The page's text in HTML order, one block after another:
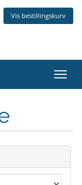
Vis bestillingskurv
Skift